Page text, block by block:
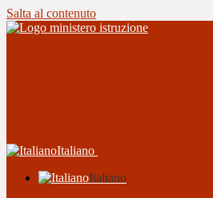
Salta al contenuto
Italiano
Italiano